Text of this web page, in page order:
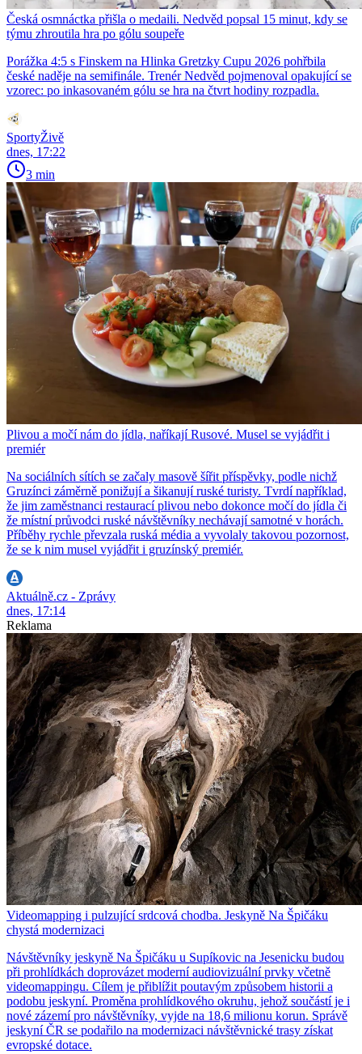
Česká osmnáctka přišla o medaili. Nedvěd popsal 15 minut, kdy se
týmu zhroutila hra po gólu soupeře
Porážka 4:5 s Finskem na Hlinka Gretzky Cupu 2026 pohřbila
české naděje na semifinále. Trenér Nedvěd pojmenoval opakující se
vzorec: po inkasovaném gólu se hra na čtvrt hodiny rozpadla.
SportyŽivě
dnes, 17:22
3 min
Plivou a močí nám do jídla, naříkají Rusové. Musel se vyjádřit i
premiér
Na sociálních sítích se začaly masově šířit příspěvky, podle nichž
Gruzínci záměrně ponižují a šikanují ruské turisty. Tvrdí například,
že jim zaměstnanci restaurací plivou nebo dokonce močí do jídla či
že místní průvodci ruské návštěvníky nechávají samotné v horách.
Příběhy rychle převzala ruská média a vyvolaly takovou pozornost,
že se k nim musel vyjádřit i gruzínský premiér.
Aktuálně.cz - Zprávy
dnes, 17:14
Reklama
Videomapping i pulzující srdcová chodba. Jeskyně Na Špičáku
chystá modernizaci
Návštěvníky jeskyně Na Špičáku u Supíkovic na Jesenicku budou
při prohlídkách doprovázet moderní audiovizuální prvky včetně
videomappingu. Cílem je přiblížit poutavým způsobem historii a
podobu jeskyní. Proměna prohlídkového okruhu, jehož součástí je i
nové zázemí pro návštěvníky, vyjde na 18,6 milionu korun. Správě
jeskyní ČR se podařilo na modernizaci návštěvnické trasy získat
evropské dotace.